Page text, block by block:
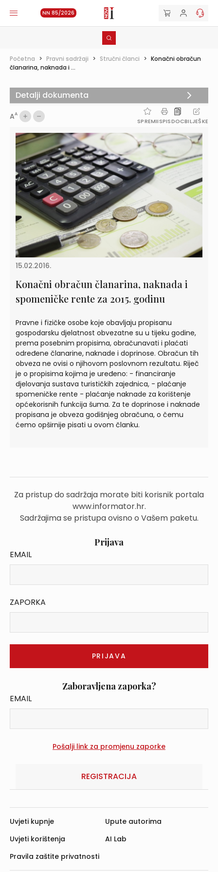
NN 85/2026
Početna > Pravni sadržaji > Stručni članci > Konačni obračun
članarina, naknada i ...
AA
SPREMIISPISDOCBILJEŠKE
15.02.2016.
Konačni obračun članarina, naknada i
spomeničke rente za 2015. godinu
Pravne i fizičke osobe koje obavljaju propisanu
gospodarsku djelatnost obvezatne su u tijeku godine,
prema posebnim propisima, obračunavati i plaćati
određene članarine, naknade i doprinose. Obračun tih
obveza ne ovisi o njihovom poslovnom rezultatu. Riječ
je o propisima kojima je uređeno: - financiranje
djelovanja sustava turističkih zajednica, - plaćanje
spomeničke rente - plaćanje naknade za korištenje
općekorisnih funkcija šuma. Za te doprinose i naknade
propisana je obveza godišnjeg obračuna, o čemu
ćemo opširnije pisati u ovom članku.
Za pristup do sadržaja morate biti korisnik portala
www.informator.hr.
Sadržajima se pristupa ovisno o Vašem paketu.
Prijava
EMAIL
ZAPORKA
Zaboravljena zaporka?
EMAIL
REGISTRACIJA
Detalji dokumenta
Uvjeti kupnje
Uvjeti korištenja
Pravila zaštite privatnosti
Upute autorima
AI Lab